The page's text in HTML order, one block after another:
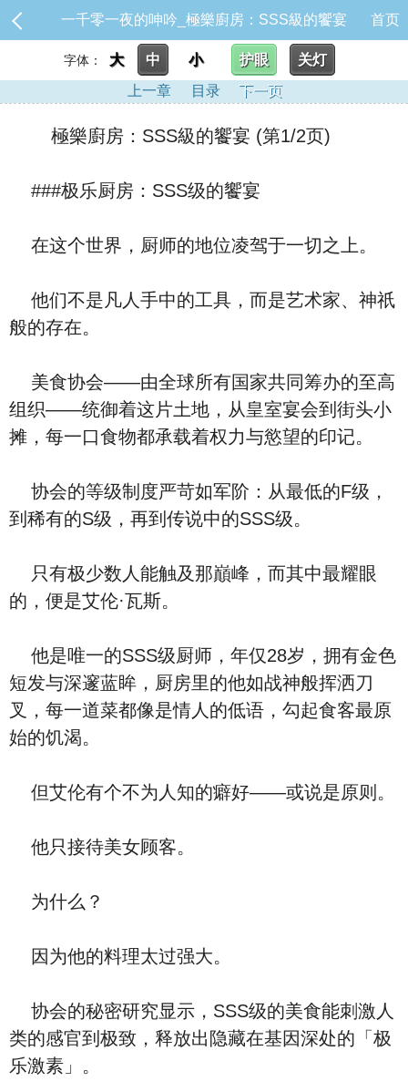
一千零一夜的呻吟_極樂廚房：SSS級的饗宴 首页
字体： 大 中 小 护眼
关灯
上一章
目录 下一页
極樂廚房：SSS級的饗宴 (第1/2页)
###极乐厨房：SSS级的饗宴
在这个世界，厨师的地位凌驾于一切之上。
他们不是凡人手中的工具，而是艺术家、神祇
般的存在。
美食协会——由全球所有国家共同筹办的至高
组织——统御着这片土地，从皇室宴会到街头小
摊，每一口食物都承载着权力与慾望的印记。
协会的等级制度严苛如军阶：从最低的F级，
到稀有的S级，再到传说中的SSS级。
只有极少数人能触及那巔峰，而其中最耀眼
的，便是艾伦·瓦斯。
他是唯一的SSS级厨师，年仅28岁，拥有金色
短发与深邃蓝眸，厨房里的他如战神般挥洒刀
叉，每一道菜都像是情人的低语，勾起食客最原
始的饥渴。
但艾伦有个不为人知的癖好——或说是原则。
他只接待美女顾客。
为什么？
因为他的料理太过强大。
协会的秘密研究显示，SSS级的美食能刺激人
类的感官到极致，释放出隐藏在基因深处的「极
乐激素」。